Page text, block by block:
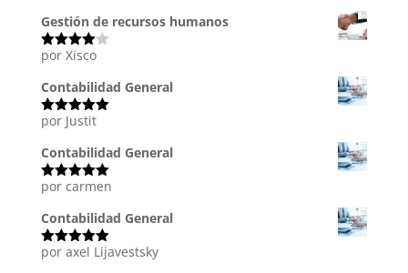
Gestión de recursos humanos
Valorado
5
por Xisco
Contabilidad General
Valorado
por Justit
Contabilidad General
Valorado
por carmen
Contabilidad General
Valorado
por axel Lijavestsky